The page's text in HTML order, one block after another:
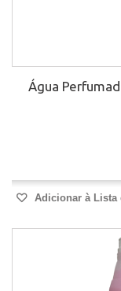
Água
Adicionar à Lista